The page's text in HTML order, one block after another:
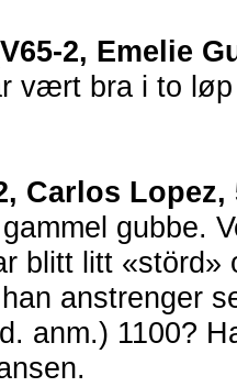
2, Emelie
vært bra i to
Carlos Lopez,
gubbe.
blitt litt «störd»
anstrenger
anm.) 1100?